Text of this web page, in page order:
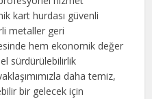
kart hurdası güvenli
metaller geri
hem ekonomik değer
sürdürülebilirlik
daha temiz,
bir gelecek için